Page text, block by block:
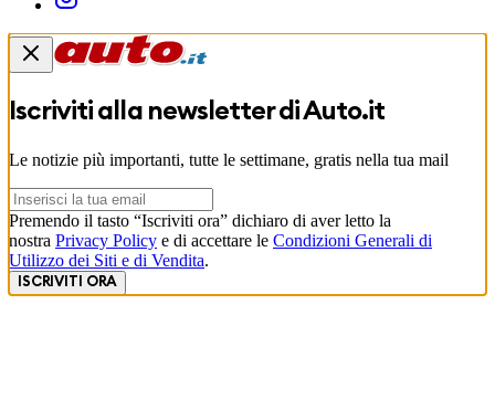
Iscriviti alla newsletter diAuto.it
Le notizie più importanti, tutte le settimane, gratis nella tua mail
Premendo il tasto “Iscriviti ora” dichiaro di aver letto la
nostra Privacy Policy e di accettare le Condizioni Generali di
Utilizzo dei Siti e di Vendita.
ISCRIVITI ORA